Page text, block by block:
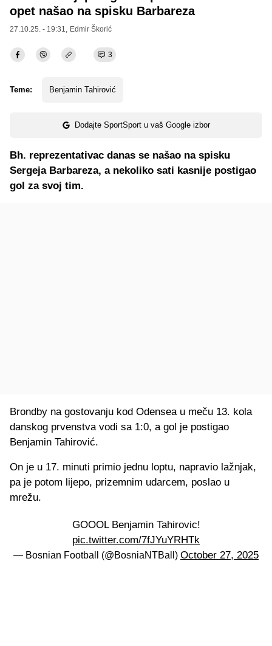
opet našao na spisku Barbareza
27.10.25. - 19:31, Edmir Škorić
3
Teme: Benjamin Tahirović
Dodajte SportSport u vaš Google izbor
Bh. reprezentativac danas se našao na spisku
Sergeja Barbareza, a nekoliko sati kasnije postigao
gol za svoj tim.
Brondby na gostovanju kod Odensea u meču 13. kola
danskog prvenstva vodi sa 1:0, a gol je postigao
Benjamin Tahirović.
On je u 17. minuti primio jednu loptu, napravio lažnjak,
pa je potom lijepo, prizemnim udarcem, poslao u
mrežu.
GOOOL Benjamin Tahirovic!
pic.twitter.com/7fJYuYRHTk
— Bosnian Football (@BosniaNTBall) October 27, 2025